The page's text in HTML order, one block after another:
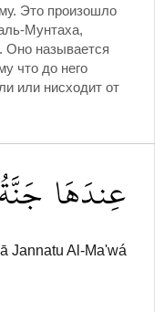
Это произошло
Мунтаха,
Оно называется
что до него
или нисходит от
عِندَهَا جَنَّةُ
Jannatu Al-Ma'wá